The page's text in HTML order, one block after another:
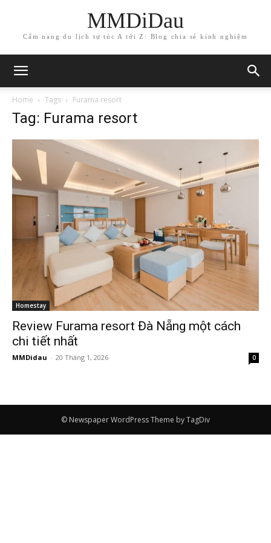
MMDiDau
Cẩm nang du lịch tự túc A tới Z: Blog chia sẻ kinh nghiệm
Home Tags Furama resort
Tag: Furama resort
Homestay
Review Furama resort Đà Nẵng một cách
chi tiết nhất
MMDidau - 20 Tháng 1, 2026 0
© Newspaper WordPress Theme by TagDiv